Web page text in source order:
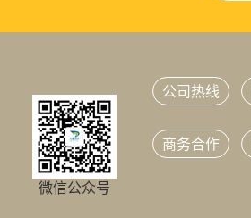
微信公众号
公司热线
商务合作